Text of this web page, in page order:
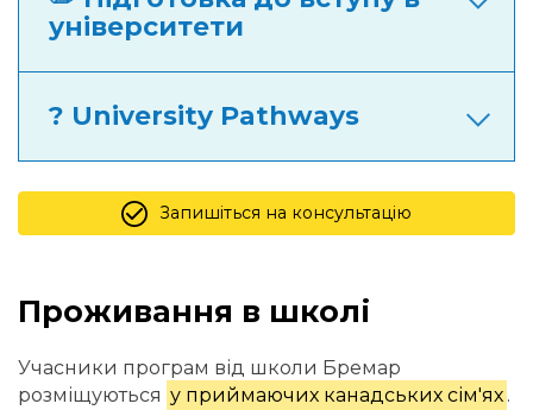
університети
? University Pathways
Запишіться на консультацію
Проживання в школі
Учасники програм від школи Бремар
розміщуються у приймаючих канадських сім'ях .